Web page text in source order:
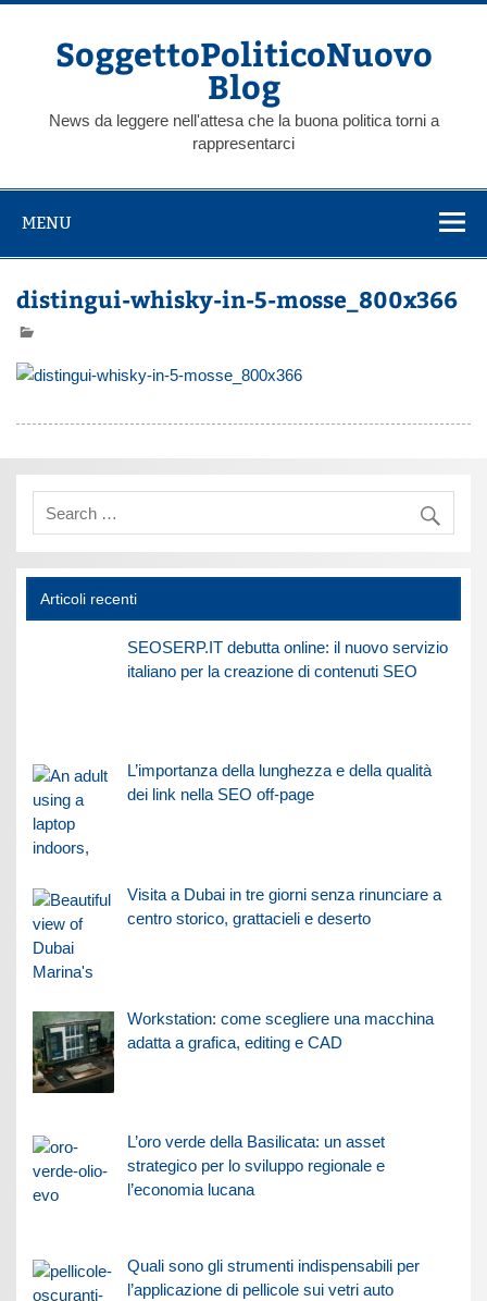
Skip
SoggettoPoliticoNuovo
Blog
News da leggere nell'attesa che la buona politica torni a
rappresentarci
MENU
distingui-whisky-in-5-mosse_800x366
Articoli recenti
SEOSERP.IT debutta online: il nuovo servizio
italiano per la creazione di contenuti SEO
L’importanza della lunghezza e della qualità
dei link nella SEO off-page
Visita a Dubai in tre giorni senza rinunciare a
centro storico, grattacieli e deserto
Workstation: come scegliere una macchina
adatta a grafica, editing e CAD
L’oro verde della Basilicata: un asset
strategico per lo sviluppo regionale e
l’economia lucana
Quali sono gli strumenti indispensabili per
l’applicazione di pellicole sui vetri auto